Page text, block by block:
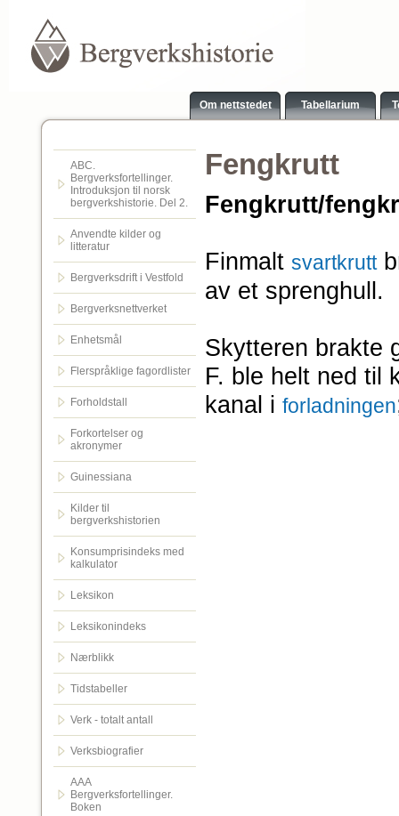
Om nettstedet Tabellarium
ABC.
Bergverksfortellinger.
Introduksjon til norsk
bergverkshistorie. Del 2.
Anvendte kilder og
litteratur
Bergverksdrift i Vestfold
Bergverksnettverket
Enhetsmål
Flerspråklige fagordlister
Forholdstall
Forkortelser og
akronymer
Guinessiana
Kilder til
bergverkshistorien
Konsumprisindeks med
kalkulator
Leksikon
Leksikonindeks
Nærblikk
Tidstabeller
Verk - totalt antall
Verksbiografier
AAA
Bergverksfortellinger.
Boken
Fengkrutt
Fengkrutt/
Finmalt svartkrutt
av et sprenghull.
Skytteren brakte
F. ble helt ned til
kanal i forladningen